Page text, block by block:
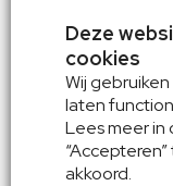
Cruise
Deze
cookies
Wij
laten
Lees meer in
akkoord.